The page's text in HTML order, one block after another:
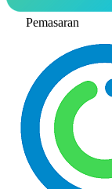
Pemasaran